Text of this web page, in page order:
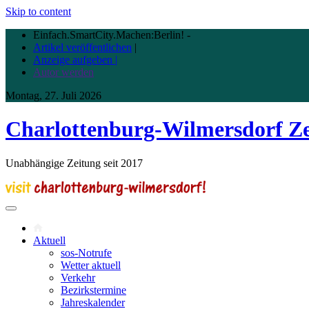
Skip to content
Einfach.SmartCity.Machen:Berlin! -
Artikel veröffentlichen |
Anzeige aufgeben |
Autor werden
Montag, 27. Juli 2026
Charlottenburg-Wilmersdorf
Unabhängige Zeitung seit 2017
Aktuell
sos-Notrufe
Wetter aktuell
Verkehr
Bezirkstermine
Jahreskalender